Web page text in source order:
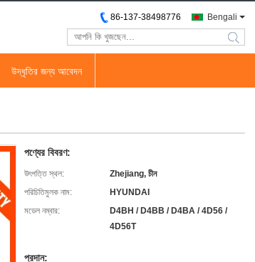
Bengali
86-137-38498776
search
উদ্ধৃতির জন্য আবেদন
পণ্যের বিবরণ:
উৎপত্তি স্থল:
Zhejiang, চীন
পরিচিতিমুলক নাম:
HYUNDAI
মডেল নম্বার:
D4BH / D4BB / D4BA / 4D56 /
4D56T
প্রদান: